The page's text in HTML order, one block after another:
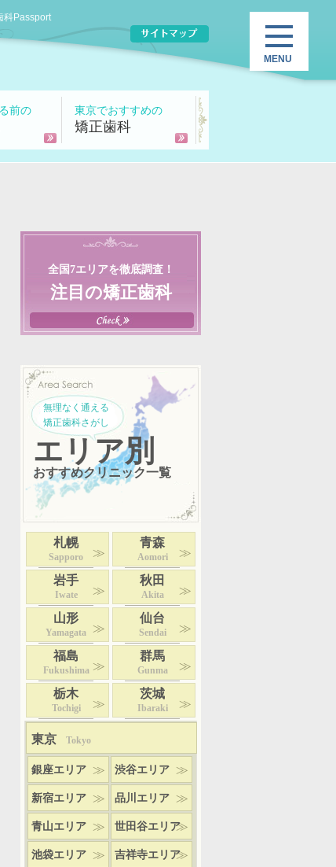
科Passport
前の 東京でおすすめの
矯正歯科
全国7エリアを徹底調査！
注目の矯正歯科
無理なく通える
矯正歯科さがし
エリア別
おすすめクリニック一覧
札幌
Sapporo
青森
Aomori
岩手
Iwate
秋田
Akita
山形
Yamagata
仙台
Sendai
福島
Fukushima
群馬
Gunma
栃木
Tochigi
茨城
Ibaraki
東京 Tokyo
銀座エリア 渋谷エリア
新宿エリア 品川エリア
青山エリア 世田谷エリア
池袋エリア 吉祥寺エリア